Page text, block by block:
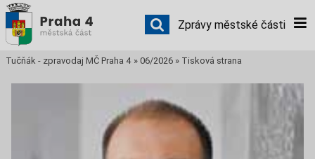
Zprávy městské části
Tučňák - zpravodaj MČ Praha 4 » 06/2026 » Tisková strana